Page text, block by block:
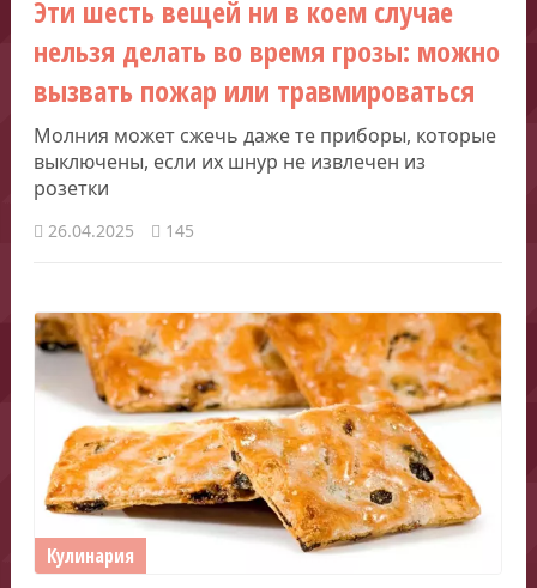
Эти шесть вещей ни в коем случае
нельзя делать во время грозы: можно
вызвать пожар или травмироваться
Молния может сжечь даже те приборы, которые
выключены, если их шнур не извлечен из
розетки
26.04.2025 145
Кулинария